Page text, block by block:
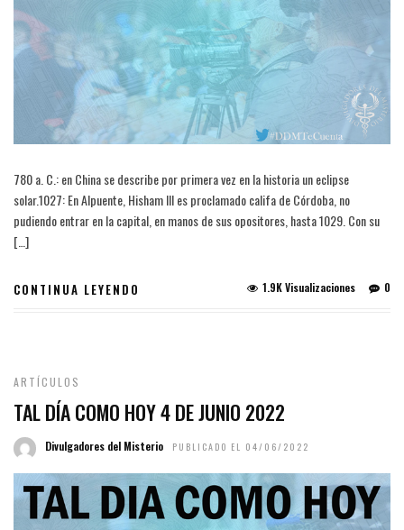
780 a. C.: en China se describe por primera vez en la historia un eclipse
solar.1027: En Alpuente, Hisham III es proclamado califa de Córdoba, no
pudiendo entrar en la capital, en manos de sus opositores, hasta 1029. Con su
[…]
CONTINUA LEYENDO 0
1.9K Visualizaciones
ARTÍCULOS
TAL DÍA COMO HOY 4 DE JUNIO 2022
Divulgadores del Misterio PUBLICADO EL 04/06/2022